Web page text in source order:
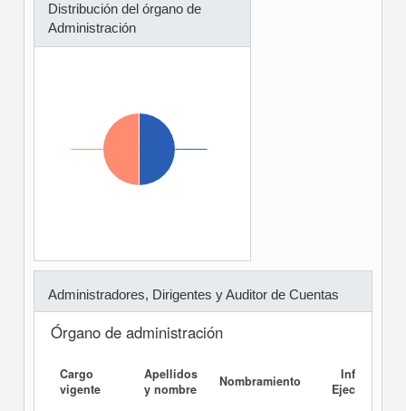
Distribución del órgano de
Administración
Administradores, Dirigentes y Auditor de Cuentas
Órgano de administración
Cargo
vigente
Apellidos
y nombre
Nombramiento
Informe
Ejecutivo